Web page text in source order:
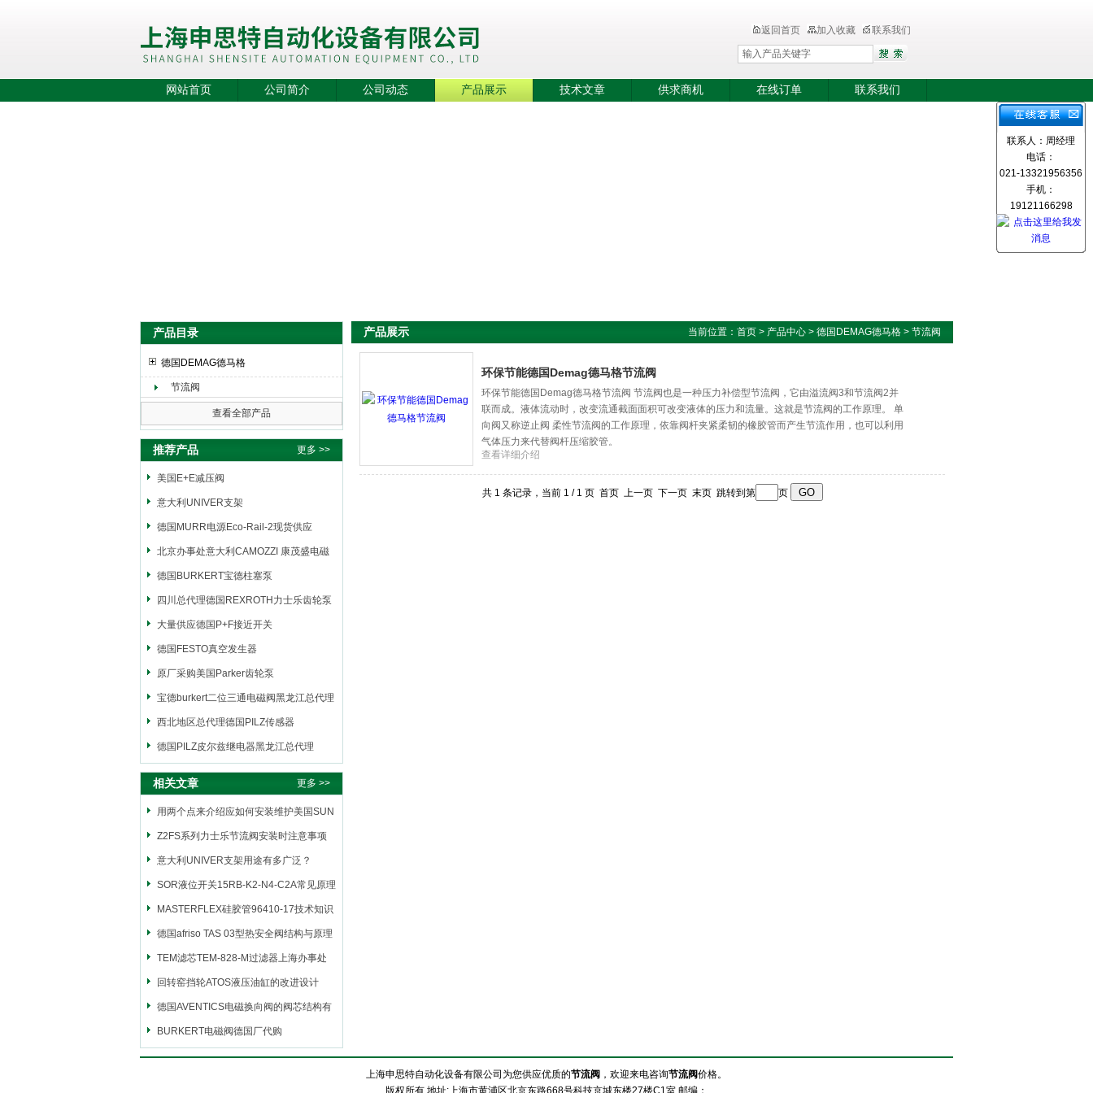
上海申思特自动化设备有限公司
返回首页 加入收藏 联系我们
网站首页 公司简介 公司动态 产品展示 技术文章 供求商机 在线订单 联系我们
产品目录
德国DEMAG德马格
节流阀
查看全部产品
推荐产品 更多 >>
美国E+E减压阀
意大利UNIVER支架
德国MURR电源Eco-Rail-2现货供应
北京办事处意大利CAMOZZI 康茂盛电磁
阀
德国BURKERT宝德柱塞泵
四川总代理德国REXROTH力士乐齿轮泵
大量供应德国P+F接近开关
德国FESTO真空发生器
原厂采购美国Parker齿轮泵
宝德burkert二位三通电磁阀黑龙江总代理
西北地区总代理德国PILZ传感器
德国PILZ皮尔兹继电器黑龙江总代理
相关文章 更多 >>
用两个点来介绍应如何安装维护美国SUN
太阳节流阀
Z2FS系列力士乐节流阀安装时注意事项
意大利UNIVER支架用途有多广泛？
SOR液位开关15RB-K2-N4-C2A常见原理
MASTERFLEX硅胶管96410-17技术知识
德国afriso TAS 03型热安全阀结构与原理
介绍
TEM滤芯TEM-828-M过滤器上海办事处
回转窑挡轮ATOS液压油缸的改进设计
德国AVENTICS电磁换向阀的阀芯结构有
哪些?
BURKERT电磁阀德国厂代购
产品展示 当前位置： 首页 > 产品中心 > 德国DEMAG德马格 > 节流阀
环保节能德国Demag德马格节流阀
环保节能德国Demag德马格节流阀 节流阀也是一种压力补偿型节流阀，它由溢流阀3和节流阀2并
联而成。液体流动时，改变流通截面面积可改变液体的压力和流量。这就是节流阀的工作原理。 单
向阀又称逆止阀 柔性节流阀的工作原理，依靠阀杆夹紧柔韧的橡胶管而产生节流作用，也可以利用
气体压力来代替阀杆压缩胶管。
查看详细介绍
共 1 条记录，当前 1 / 1 页 首页 上一页 下一页 末页 跳转到第 页
上海申思特自动化设备有限公司为您供应优质的节流阀 ，欢迎来电咨询节流阀价格。
版权所有 地址:上海市黄浦区北京东路668号科技京城东楼27楼C1室 邮编：
联系人：周经理
电话：
021-13321956356
手机：
19121166298